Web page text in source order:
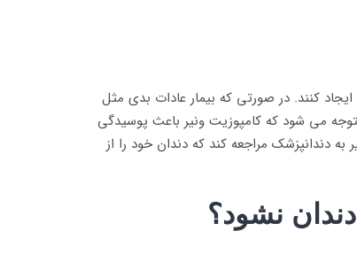
کنند. در صورتی که بیمار عادات بدی مثل
می شود که کامپوزیت ونیر باعث پوسیدگی
دندانپزشک مراجعه کند که دندان خود را از
نشود؟